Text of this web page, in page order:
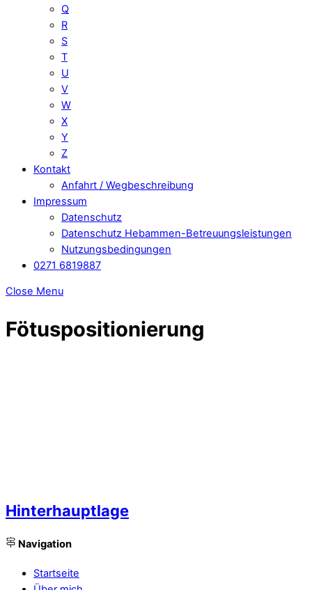
Q
R
S
T
U
V
W
X
Y
Z
Kontakt
Anfahrt / Wegbeschreibung
Impressum
Datenschutz
Datenschutz Hebammen-Betreuungsleistungen
Nutzungsbedingungen
0271 6819887
Close Menu
Fötuspositionierung
Hinterhauptlage
Navigation
Startseite